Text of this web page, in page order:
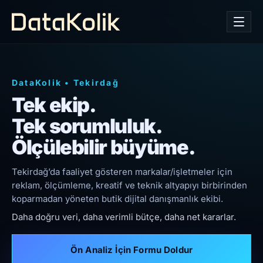
DataKolik • Tekirdağ
Tek ekip.
Tek sorumluluk.
Ölçülebilir büyüme.
Tekirdağ’da faaliyet gösteren markalar/işletmeler için
reklam, ölçümleme, kreatif ve teknik altyapıyı birbirinden
koparmadan yöneten butik dijital danışmanlık ekibi.
Daha doğru veri, daha verimli bütçe, daha net kararlar.
Ön Analiz İçin Formu Doldur